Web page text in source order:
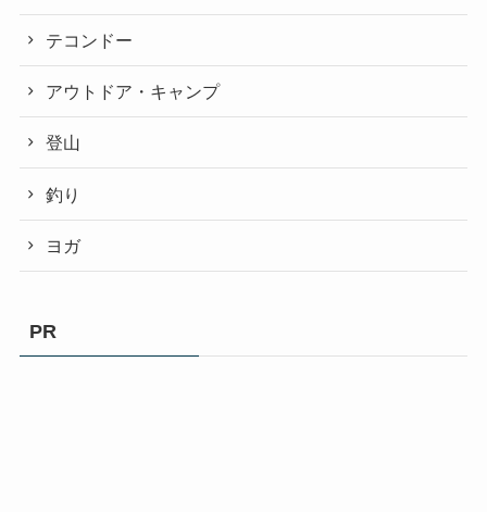
テコンドー
アウトドア・キャンプ
登山
釣り
ヨガ
PR